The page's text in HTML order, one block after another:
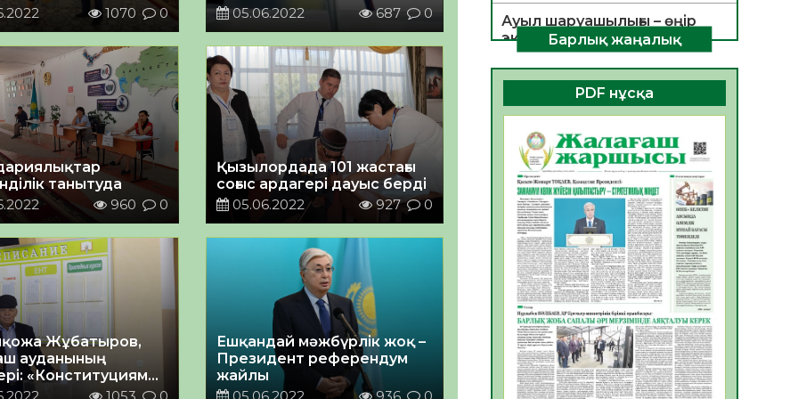
1070 0
05.06.2022
687 0
танытуда
960 0
Қызылордада 101 жастағы
соғыс ардагері дауыс берді
05.06.2022
927 0
Жұбатыров,
ауданының
ие болады»
Ешқандай мәжбүрлік жоқ –
Президент референдум
жайлы
Ауыл шаруашылығы – өңір
экономикасының негізгі
тірегі
06.08.2026
35 0
ҚОҒАМДЫҚ БЕЛСЕНДІЛІК –
ЕЛ ДАМУЫНЫҢ НЕГІЗІ
06.08.2026
32
ҚҰРЫЛТАЙ САЙЛАУЫ –
БОЛАШАҚҚА БАСТАР
ЖАУАПТЫ ТАҢДАУ
06.08.2026
35
Инфекциялық ауруларға
қарсы иммундау
жұмыстарының тиімділігі
06.08.2026
36
Көкжөтел ауруы туралы
Барлық жаңалық
PDF нұсқа